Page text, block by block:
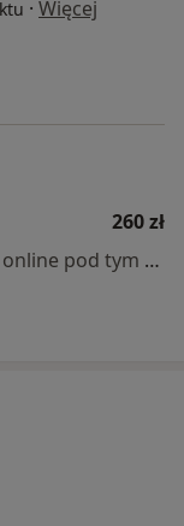
· Więcej
260 zł
Specjalista nie oferuje umawiania online pod tym adresem.